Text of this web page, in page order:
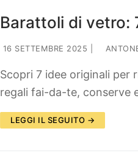
Barattoli di vetro:
16 SETTEMBRE 2025
Scopri 7 idee originali per
regali fai-da-te, conserve
LEGGI IL SEGUITO →